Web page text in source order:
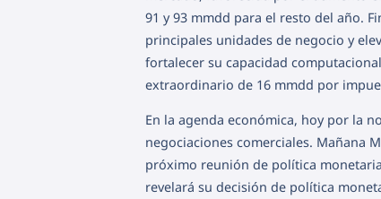
91 y 93 mmdd para el resto del año.
principales unidades de negocio y
fortalecer su capacidad
extraordinario de 16 mmdd por
En la agenda económica, hoy por la
negociaciones comerciales. Mañana
próximo reunión de política
revelará su decisión de política